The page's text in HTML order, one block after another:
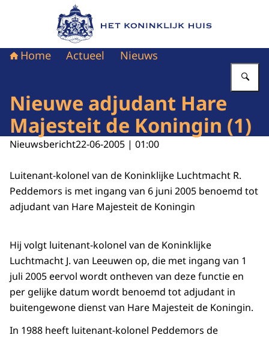
Naar de homepage van Het Koninklijk Huis
Home Actueel Nieuws
Nieuwe adjudant Hare
Majesteit de Koningin (1)
Nieuwsbericht22-06-2005 | 01:00
Luitenant-kolonel van de Koninklijke Luchtmacht R.
Peddemors is met ingang van 6 juni 2005 benoemd tot
adjudant van Hare Majesteit de Koningin
Hij volgt luitenant-kolonel van de Koninklijke
Luchtmacht J. van Leeuwen op, die met ingang van 1
juli 2005 eervol wordt ontheven van deze functie en
per gelijke datum wordt benoemd tot adjudant in
buitengewone dienst van Hare Majesteit de Koningin.
In 1988 heeft luitenant-kolonel Peddemors de